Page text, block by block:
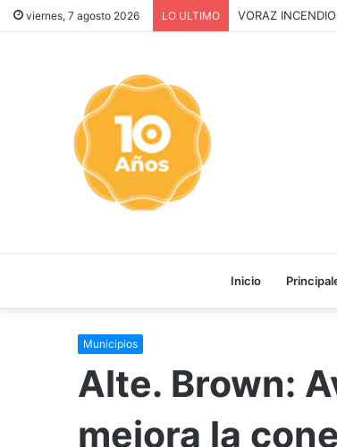
viernes, 7 agosto 2026 LO ULTIMO Inquilinos
Inicio
Municipios
Alte. Brown:
mejora la